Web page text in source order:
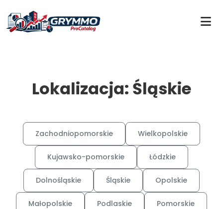
Lokalizacja: Śląskie
Zachodniopomorskie Wielkopolskie
Kujawsko-pomorskie Łódzkie
Dolnośląskie Śląskie Opolskie
Małopolskie Podlaskie Pomorskie